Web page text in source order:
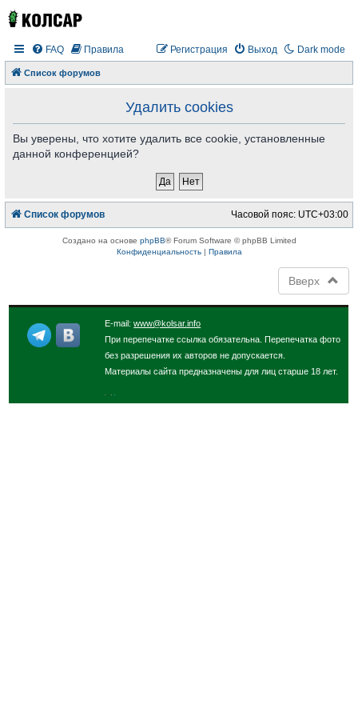
Dark mode
FAQ Правила Выход
Регистрация
Список форумов
Удалить cookies
Вы уверены, что хотите удалить все cookie, установленные
данной конференцией?
Список форумов Часовой пояс: UTC+03:00
Создано на основе phpBB® Forum Software © phpBB Limited
Конфиденциальность| Правила
Вверх
E-mail:www@kolsar.info
При перепечатке ссылка обязательна. Перепечатка фото
без разрешения их авторов не допускается.
Материалы сайта предназначены для лиц старше 18 лет.